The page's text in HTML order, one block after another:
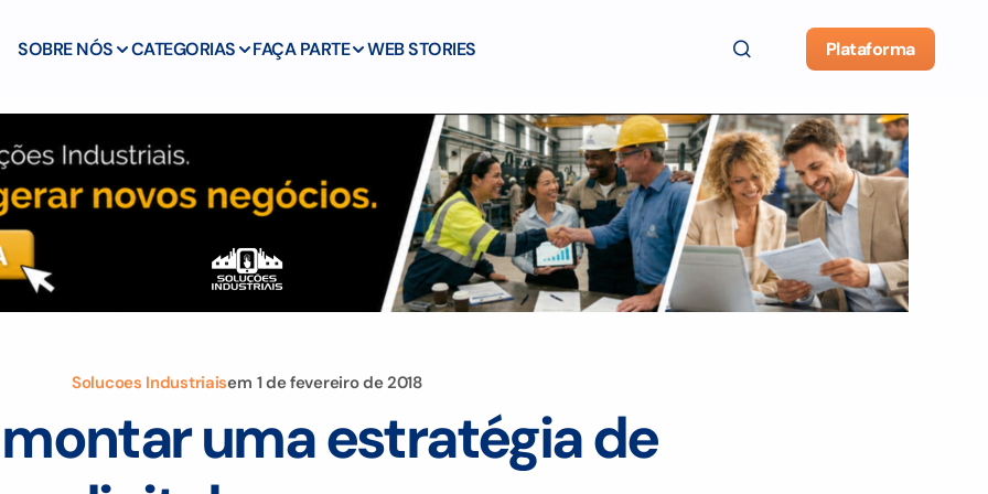
SOBRE NÓS CATEGORIAS FAÇA PARTE WEB STORIES Plataforma
Solucoes Industriaisem 1 de fevereiro de 2018
uma estratégia de